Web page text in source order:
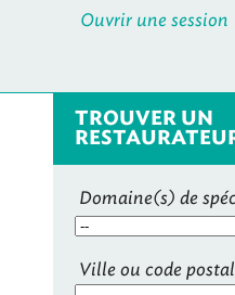
Ouvrir une session
TROUVER UN
Domaine(s) de
Ville ou code postal